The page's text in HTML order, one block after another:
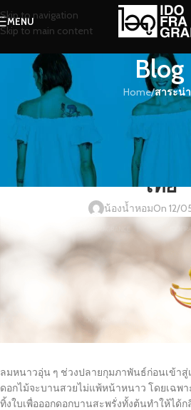
Skip to navigation
Skip to main content
MENU
Blog
Home/สาระน่
สาระน่ารู้
กลิ่นหอมกรุ่นๆ ของ
สวยบานสะพรั่ง กับฉา
ไทย
น้องน้ำหอมOn 12/
ลมหนาวอุ่น ๆ ช่วงปลายกุมภาพันธ์ก่อนเข้า
ดอกไม้จะบานสวยไม่แพ้หน้าหนาว โดยเฉพ
ทิ้งใบเพื่อออกดอกบานสะพรั่งทั้งต้นทำให้ได้